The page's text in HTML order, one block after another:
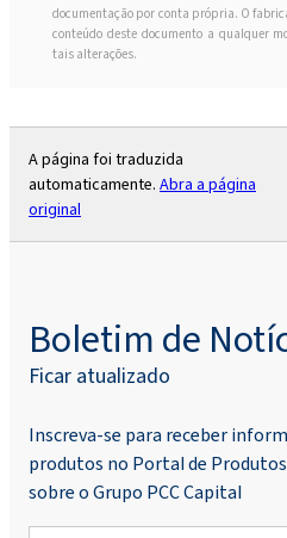
Rokopol RF151
Rokopol® RF152V
Rokopol® RF2000
Rokopol® V700
documentação por conta própria. O
conteúdo deste documento a qualquer
tais alterações.
A página foi traduzida
automaticamente. Abra a página
original
Boletim de
Ficar atualizado
Inscreva-se para receber
produtos no Portal de
sobre o Grupo PCC Capital